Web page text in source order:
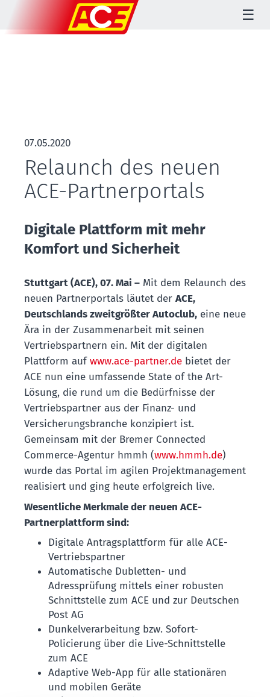
☰
07.05.2020
Relaunch des neuen
ACE-Partnerportals
Digitale Plattform mit mehr
Komfort und Sicherheit
Stuttgart (ACE), 07. Mai – Mit dem Relaunch des
neuen Partnerportals läutet der ACE,
Deutschlands zweitgrößter Autoclub, eine neue
Ära in der Zusammenarbeit mit seinen
Vertriebspartnern ein. Mit der digitalen
Plattform aufwww.ace-partner.de bietet der
ACE nun eine umfassende State of the Art-
Lösung, die rund um die Bedürfnisse der
Vertriebspartner aus der Finanz- und
Versicherungsbranche konzipiert ist.
Gemeinsam mit der Bremer Connected
Commerce-Agentur hmmh (www.hmmh.de)
wurde das Portal im agilen Projektmanagement
realisiert und ging heute erfolgreich live.
Wesentliche Merkmale der neuen ACE-
Partnerplattform sind:
Digitale Antragsplattform für alle ACE-
Vertriebspartner
Automatische Dubletten- und
Adressprüfung mittels einer robusten
Schnittstelle zum ACE und zur Deutschen
Post AG
Dunkelverarbeitung bzw. Sofort-
Policierung über die Live-Schnittstelle
zum ACE
Adaptive Web-App für alle stationären
und mobilen Geräte